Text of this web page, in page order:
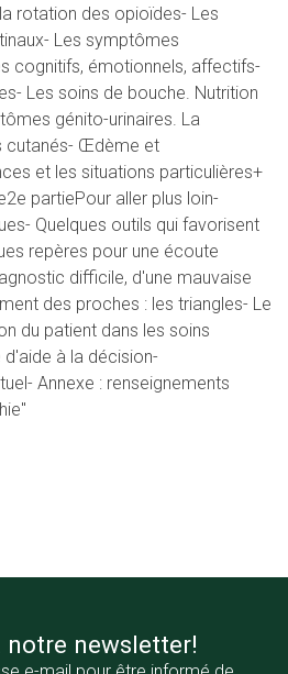
rotation des opioïdes- Les
Les symptômes
cognitifs, émotionnels, affectifs-
Les soins de bouche. Nutrition
génito-urinaires. La
cutanés- Œdème et
et les situations particulières+
partiePour aller plus loin-
Quelques outils qui favorisent
repères pour une écoute
difficile, d'une mauvaise
des proches : les triangles- Le
du patient dans les soins
à la décision-
Annexe : renseignements
notre newsletter!